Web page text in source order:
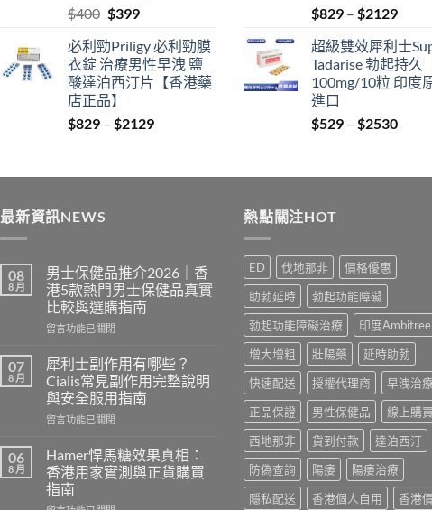
$400 Original
was:
$400.
$399Current
is:
$399.
必利勁Priligy 必利勁膜
衣錠 治療男性早洩 鹽
酸達泊西汀片【香港藥
店正品】
$829 – $2129Price
through
$829 – $2129Price
$829
超級雙效犀利士
Tadarise 勃起持久
100mg/10粒 印度
進口
$529 – $2530Price
最新資訊NEWS
08
8 月
男士保健品推介2026｜香
港5款熱門男士保健品真實
比較與選購指南
在
士
保
健
品
推
2026
｜
香
港
留言功能已關閉
07
8 月
犀利士副作用有哪些？
Cialis常見副作用完整說明
與安全服用指南
在
利
士
副
作
留言功能已關閉
06
8 月
Hamer悍馬糖效果真相：
香港用家實測與正貨購買
指南
熱點關注HOT
ED 伐地那非
價格優惠
助勃延時
勃起功能障礙
勃起功能障礙治療
印度Ambitree
增大增粗
壯陽藥
延時助勃
快速配送
授權代理商
早洩治
正品保證
男性保健品
線上購
西地那非
貨到付款
達泊西汀
防偽查詢
陽痿
陽痿治療
隱私配送
香港個人自用 香港